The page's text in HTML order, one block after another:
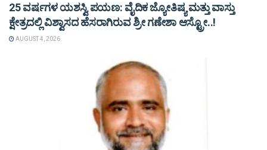
25 ವರ್ಷಗಳ ಯಶಸ್ವಿ ಪಯಣ: ವೈದಿಕ ಜ್ಯೋತಿಷ್ಯ ಮತ್ತು ವಾಸ್ತು
ಕ್ಷೇತ್ರದಲ್ಲಿ ವಿಶ್ವಾಸದ ಹೆಸರಾಗಿರುವ ಶ್ರೀ ಗಣೇಶಾ ಆಸ್ಟ್ರೋ..!
AUGUST 4, 2026